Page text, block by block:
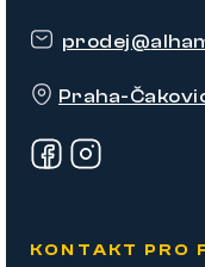
prodej@
Praha-
KONTAKT PRO